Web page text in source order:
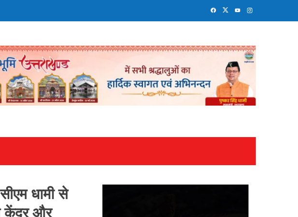
धामी से
केंद्र और